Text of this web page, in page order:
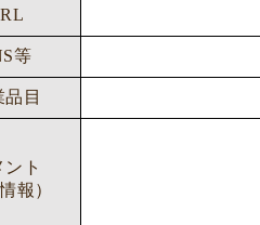
等
目
ント
報）